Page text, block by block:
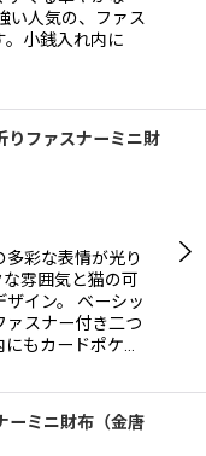
い人気の、ファス
。小銭入れ内に
りファスナーミニ財
彩な表情が光り
雰囲気と猫の可
イン。 ベーシッ
ァスナー付き二つ
にもカードポケ…
ーミニ財布（金唐